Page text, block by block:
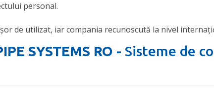
personal.
de utilizat, iar compania recunoscută la nivel
SYSTEMS RO - Sisteme de